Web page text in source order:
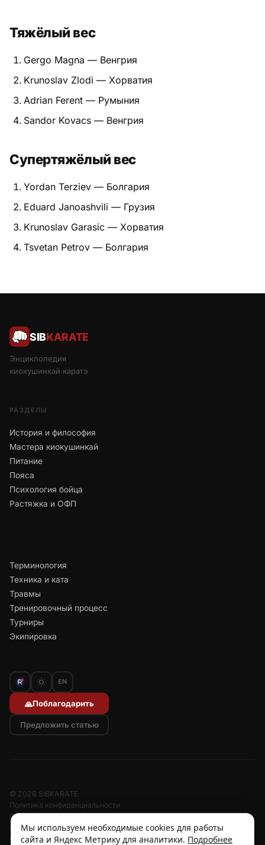
Тяжёлый вес
Gergo Magna — Венгрия
Krunoslav Zlodi — Хорватия
Adrian Ferent — Румыния
Sandor Kovacs — Венгрия
Супертяжёлый вес
Yordan Terziev — Болгария
Eduard Janoashvili — Грузия
Krunoslav Garasic — Хорватия
Tsvetan Petrov — Болгария
SIBKARATE
Энциклопедия
киокушинкай каратэ
РАЗДЕЛЫ
История и философия
Мастера киокушинкай
Питание
Пояса
Психология бойца
Растяжка и ОФП
Терминология
Техника и ката
Травмы
Тренировочный процесс
Турниры
Экипировка
EN
🙏Поблагодарить
Предложить статью
© 2026 SIBKARATE
Политика конфиденциальности
Отписаться от рассылок
Согласие на обработку персональных данных
Согласие на рассылку
Мы используем необходимые cookies для работы
сайта и Яндекс Метрику для аналитики. Подробнее